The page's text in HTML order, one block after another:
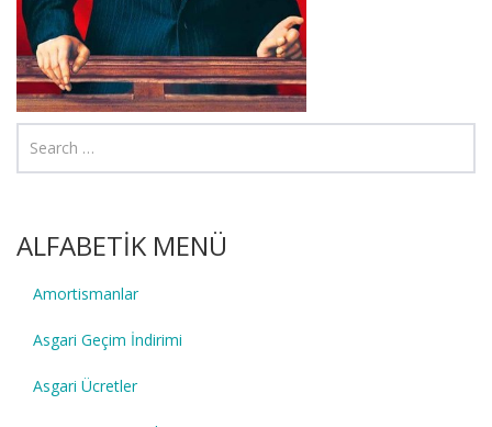
ALFABETİK MENÜ
Amortismanlar
Asgari Geçim İndirimi
Asgari Ücretler